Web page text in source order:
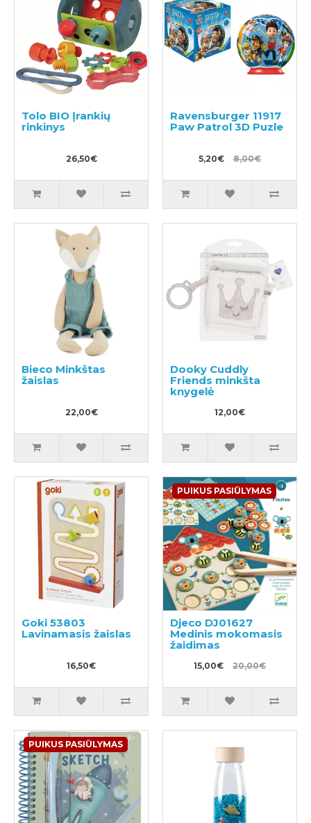
Tolo BIO Įrankių
rinkinys
26,50€
Ravensburger 11917
Paw Patrol 3D Puzle
5,20€ 8,00€
Bieco Minkštas
žaislas
22,00€
Dooky Cuddly
Friends minkšta
knygelė
12,00€
Goki 53803
Lavinamasis žaislas
16,50€
PUIKUS PASIŪLYMAS
Djeco DJ01627
Medinis mokomasis
žaidimas
15,00€ 20,00€
PUIKUS PASIŪLYMAS